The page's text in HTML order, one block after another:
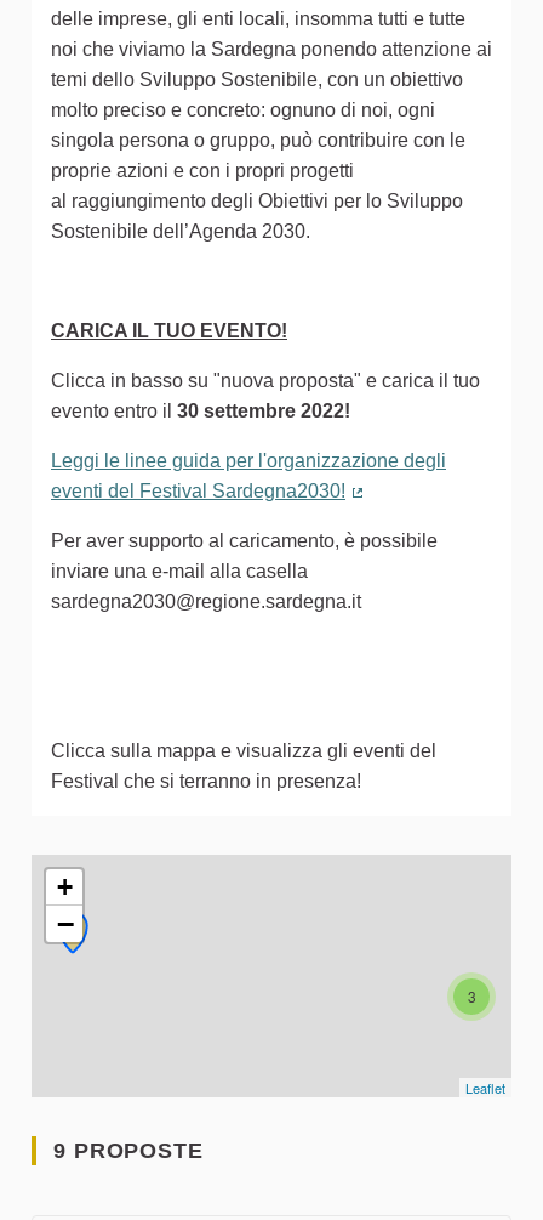
delle imprese, gli enti locali, insomma tutti e tutte
noi che viviamo la Sardegna ponendo attenzione ai
temi dello Sviluppo Sostenibile, con un obiettivo
molto preciso e concreto: ognuno di noi, ogni
singola persona o gruppo, può contribuire con le
proprie azioni e con i propri progetti
al raggiungimento degli Obiettivi per lo Sviluppo
Sostenibile dell’Agenda 2030.
CARICA IL TUO EVENTO!
Clicca in basso su "nuova proposta" e carica il tuo
evento entro il 30 settembre 2022!
Leggi le linee guida per l'organizzazione degli
eventi del Festival Sardegna2030!
Per aver supporto al caricamento, è possibile
inviare una e-mail alla casella
sardegna2030@regione.sardegna.it
Clicca sulla mappa e visualizza gli eventi del
Festival che si terranno in presenza!
L'elemento seguente è una mappa che presenta gli
3
+
−
Leaflet
9 PROPOSTE